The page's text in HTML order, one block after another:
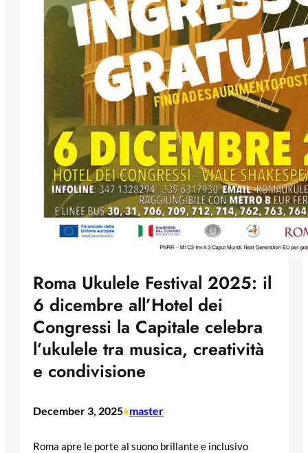
Roma Ukulele Festival 2025: il
6 dicembre all’Hotel dei
Congressi la Capitale celebra
l’ukulele tra musica, creatività
e condivisione
December 3, 2025•master
Roma apre le porte al suono brillante e inclusivo